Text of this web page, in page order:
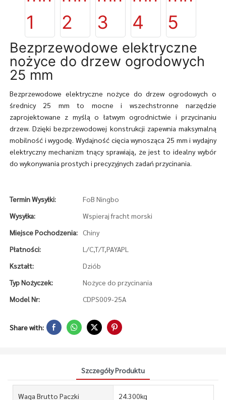
Bezprzewodowe elektryczne
nożyce do drzew ogrodowych
25 mm
Bezprzewodowe elektryczne nożyce do drzew ogrodowych o
średnicy 25 mm to mocne i wszechstronne narzędzie
zaprojektowane z myślą o łatwym ogrodnictwie i przycinaniu
drzew. Dzięki bezprzewodowej konstrukcji zapewnia maksymalną
mobilność i wygodę. Wydajność cięcia wynosząca 25 mm i wydajny
elektryczny mechanizm tnący sprawiają, że jest to idealny wybór
do wykonywania prostych i precyzyjnych zadań przycinania.
Termin Wysyłki:
FoB Ningbo
Wysyłka:
Wspieraj fracht morski
Miejsce Pochodzenia:
Chiny
Płatności:
L/C,T/T,PAYAPL
Kształt:
Dziób
Typ Nożyczek:
Nożyce do przycinania
Model Nr:
CDPS009-25A
Share with:
Szczegóły Produktu
Waga Brutto Paczki 24.300kg